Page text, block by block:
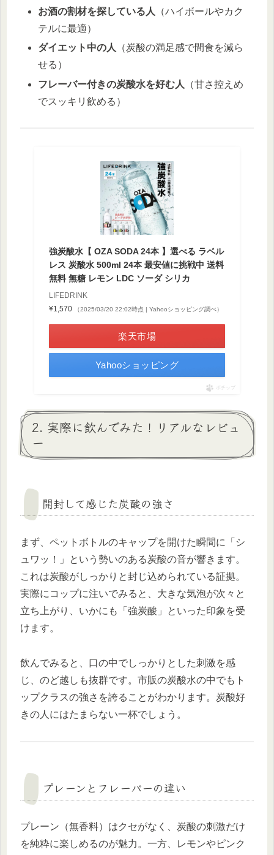
お酒の割材を探している人
（ハイボールやカク
テルに最適）
ダイエット中の人
（炭酸の満足感で間食を減ら
せる）
フレーバー付きの炭酸水を好む人
（甘さ控えめ
でスッキリ飲める）
強炭酸水【 OZA SODA 24本 】選べる ラベル
レス 炭酸水 500ml 24本 最安値に挑戦中 送料
無料 無糖 レモン LDC ソーダ シリカ
LIFEDRINK
¥1,570
（2025/03/20 22:02時点 | Yahooショッピング調べ）
楽天市場
Yahooショッピング
ポチップ
2. 実際に飲んでみた！リアルなレビュ
ー
開封して感じた炭酸の強さ
まず、ペットボトルのキャップを開けた瞬間に「シ
ュワッ！」という勢いのある炭酸の音が響きます。
これは炭酸がしっかりと封じ込められている証拠。
実際にコップに注いでみると、大きな気泡が次々と
立ち上がり、いかにも「強炭酸」といった印象を受
けます。
飲んでみると、口の中でしっかりとした刺激を感
じ、のど越しも抜群です。市販の炭酸水の中でもト
ップクラスの強さを誇ることがわかります。炭酸好
きの人にはたまらない一杯でしょう。
プレーンとフレーバーの違い
プレーン（無香料）はクセがなく、炭酸の刺激だけ
を純粋に楽しめるのが魅力。一方、レモンやピンク